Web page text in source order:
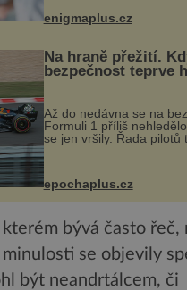
co když při transplantaci
nepřijímám...
enigmaplus.cz
Na hraně přežití.
bezpečnost teprve
Až do nedávna se na
Formuli 1 příliš
se jen vršily. Řada pilotů
na vlastní kůži, často s
následky nebo bohužel i
života. Dnes
epochaplus.cz
bývá často řeč,
minulosti se objevily
být neandrtálcem, či